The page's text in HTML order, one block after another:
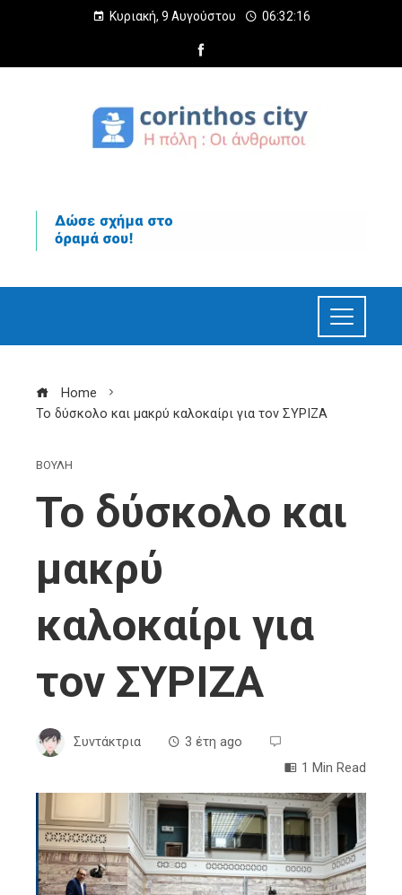
Κυριακή, 9 Αυγούστου 06:32:17
Home
Το δύσκολο και μακρύ καλοκαίρι για τον ΣΥΡΙΖΑ
ΒΟΥΛΗ
Το δύσκολο και
μακρύ
καλοκαίρι για
τον ΣΥΡΙΖΑ
Συντάκτρια
3 έτη ago
1 Min Read